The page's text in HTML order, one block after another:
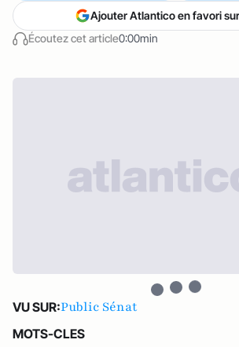
Écoutez cet article0:00min
Ajouter Atlantico en favori
VU SUR:Public Sénat
MOTS-CLES